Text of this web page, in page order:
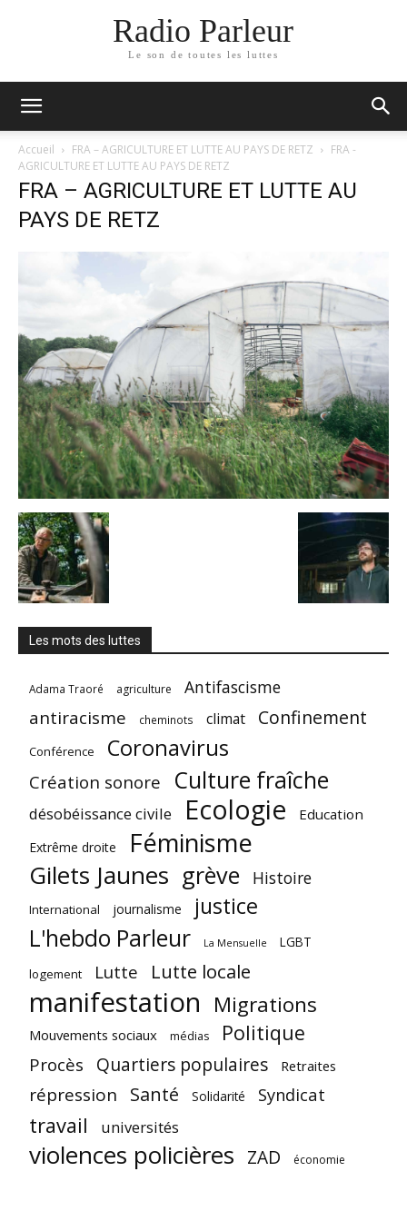
Radio Parleur
Le son de toutes les luttes
Accueil FRA – AGRICULTURE ET LUTTE AU PAYS DE RETZ
FRA -
AGRICULTURE ET LUTTE AU PAYS DE RETZ
FRA – AGRICULTURE ET LUTTE AU
PAYS DE RETZ
Les mots des luttes
Adama Traoré agriculture Antifascisme
antiracisme cheminots climat Confinement
Conférence Coronavirus
Création sonore Culture fraîche
désobéissance civile Ecologie Education
Extrême droite Féminisme
Gilets Jaunes grève Histoire
International journalisme justice
L'hebdo Parleur La Mensuelle
LGBT
logement
Lutte Lutte locale
manifestation Migrations
Mouvements sociaux médias Politique
Procès Quartiers populaires Retraites
répression Santé Solidarité Syndicat
travail universités
violences policières ZAD économie